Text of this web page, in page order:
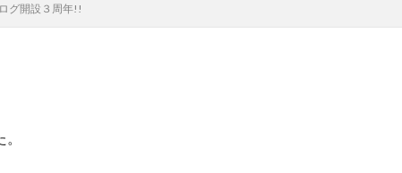
グ開設３周年!!
村キャンプ場